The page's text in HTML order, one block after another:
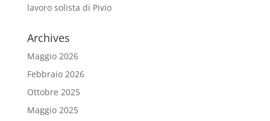
lavoro solista di Pivio
Archives
Maggio 2026
Febbraio 2026
Ottobre 2025
Maggio 2025